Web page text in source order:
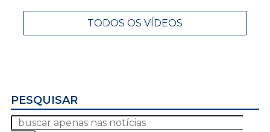
TODOS OS VÍDEOS
PESQUISAR